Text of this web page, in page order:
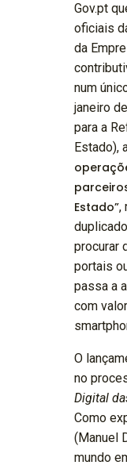
Gov.pt
oficiais
da
num
janeiro
para a
Estado),
Estado”,
procurar
portais
passa a
com
O
no
Digital
Como
(Manuel
mundo